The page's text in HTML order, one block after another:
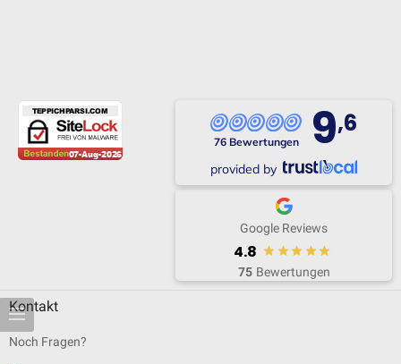
76 Bewertungen 9,6
provided by
Google Reviews
4.8
75 Bewertungen
Kontakt
Noch Fragen?